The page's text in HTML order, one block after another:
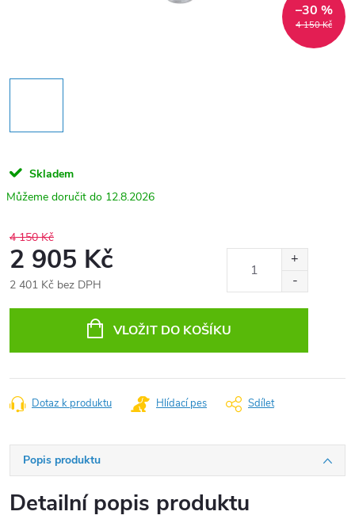
4 150 Kč
–30 %
Skladem
12.8.2026
4 150 Kč
2 905 Kč
2 401 Kč bez DPH
VLOŽIT DO KOŠÍKU
Dotaz k produktu Hlídací pes Sdílet
Popis produktu
Detailní popis produktu